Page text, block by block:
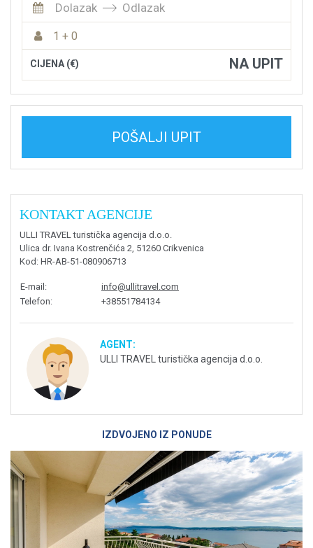
Dolazak Odlazak
1 + 0
CIJENA (€) NA UPIT
POŠALJI UPIT
KONTAKT AGENCIJE
ULLI TRAVEL turistička agencija d.o.o.
Ulica dr. Ivana Kostrenčića 2, 51260 Crikvenica
Kod : HR-AB-51-080906713
E-mail :
info@ullitravel.com
Telefon: +38551784134
AGENT:
ULLI TRAVEL turistička agencija d.o.o.
IZDVOJENO IZ PONUDE